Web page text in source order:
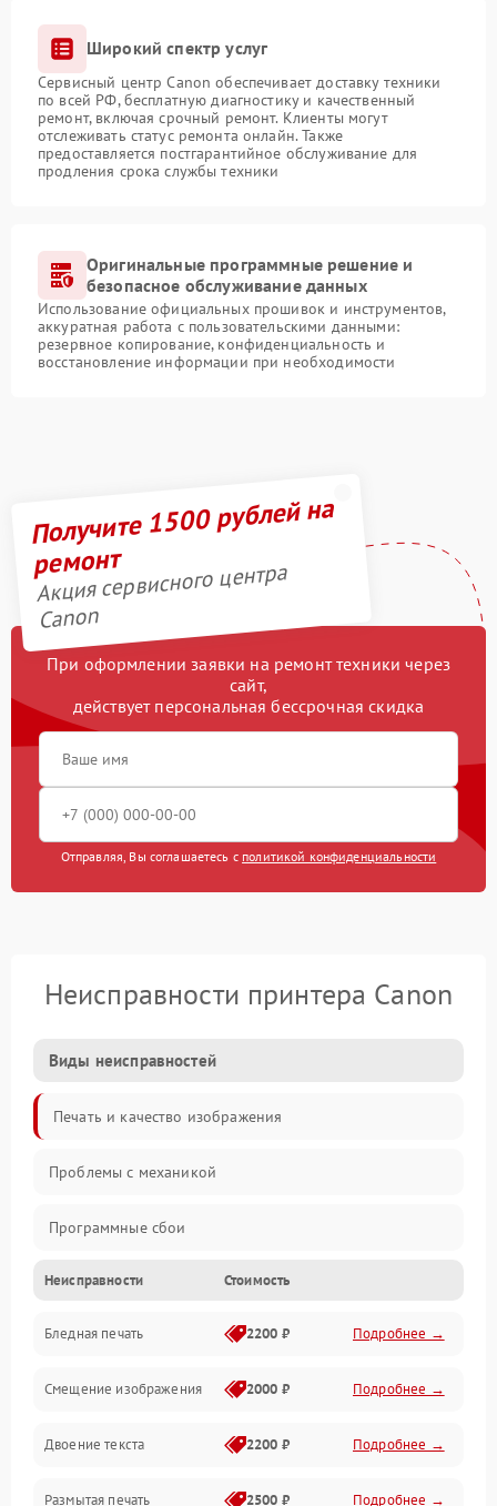
Широкий спектр услуг
Сервисный центр Canon обеспечивает доставку техники
по всей РФ, бесплатную диагностику и качественный
ремонт, включая срочный ремонт. Клиенты могут
отслеживать статус ремонта онлайн. Также
предоставляется постгарантийное обслуживание для
продления срока службы техники
Оригинальные программные решение и
безопасное обслуживание данных
Использование официальных прошивок и инструментов,
аккуратная работа с пользовательскими данными:
резервное копирование, конфиденциальность и
восстановление информации при необходимости
Получите 1500 рублей на
ремонт
Акция сервисного центра
Canon
При оформлении заявки на ремонт техники через
сайт,
действует персональная бессрочная скидка
Отправляя, Вы соглашаетесь с политикой конфиденциальности
Неисправности принтера Canon
Виды неисправностей
Печать и качество изображения
Проблемы с механикой
Программные сбои
Программные ошибки
Картриджи и расходники
Механика и узлы
Подключение и интерфейсы
Неисправности Стоимость
Бледная печать 2200 ₽ Подробнее →
Смещение изображения 2000 ₽ Подробнее →
Двоение текста 2200 ₽ Подробнее →
Размытая печать 2500 ₽ Подробнее →